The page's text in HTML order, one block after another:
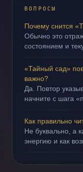
ВОПРОСЫ
Почему снится
Обычно это
состоянием и
«Тайный сад»
важно?
Да. Повтор
начните с шага
Как правильно
Не буквально, а
энергию и как